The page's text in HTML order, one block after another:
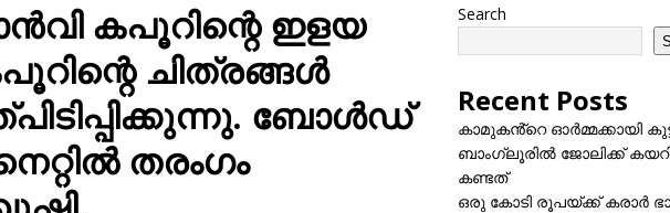
കപൂറിന്റെ ഇളയ
ചിത്രങ്ങള്‍
ബോൾഡ്
തരംഗം
Search
Recent Posts
കാമുകൻ്റെ ഓർമ്മക്കായി
ബാംഗ്ലൂരിൽ ജോലിക്ക്
കണ്ടത്
ഒരു കോടി രൂപയ്ക്ക് കരാർ